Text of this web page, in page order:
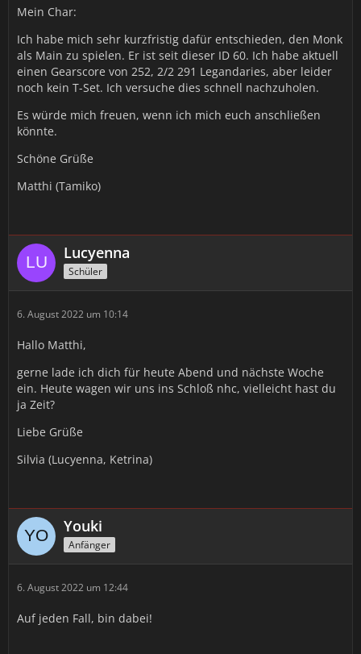
Mein Char:
Ich habe mich sehr kurzfristig dafür entschieden, den Monk
als Main zu spielen. Er ist seit dieser ID 60. Ich habe aktuell
einen Gearscore von 252, 2/2 291 Legandaries, aber leider
noch kein T-Set. Ich versuche dies schnell nachzuholen.
Es würde mich freuen, wenn ich mich euch anschließen
könnte.
Schöne Grüße
Matthi (Tamiko)
Lucyenna
Schüler
6. August 2022 um 10:14
Hallo Matthi,
gerne lade ich dich für heute Abend und nächste Woche
ein. Heute wagen wir uns ins Schloß nhc, vielleicht hast du
ja Zeit?
Liebe Grüße
Silvia (Lucyenna, Ketrina)
Youki
Anfänger
6. August 2022 um 12:44
Auf jeden Fall, bin dabei!